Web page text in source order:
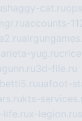
shaggy-cat.ru
accounts-
yug.ru
3d-file.ru
uafoot-
kts-
life.rux-legion.ru